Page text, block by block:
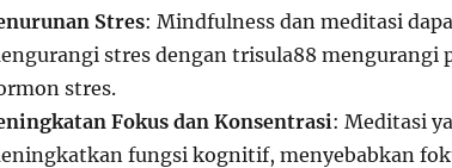
Stres: Mindfulness dan meditasi
stres dengan trisula88 mengurangi
stres.
Fokus dan Konsentrasi: Meditasi
fungsi kognitif, menyebabkan